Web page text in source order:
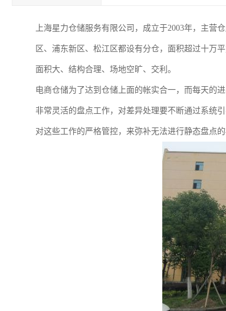
上海星力仓储服务有限公司，成立于2003年，主
区、浦东新区、松江区都设有分仓，面积超过十万
面积大、结构合理、场地空旷、交利。
电商仓储为了达到仓储上面的帐实合一，而每天的
非常灵活的盘点工作，对差异处理要不断通过系统
对这些工作的严格管控，来弥补无法进行静态盘点的